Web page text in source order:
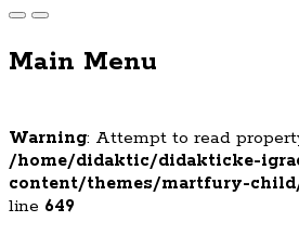
Main Menu
Warning: Attempt to read
/home/didaktic/didakticke-
content/themes/martfury-
line 649